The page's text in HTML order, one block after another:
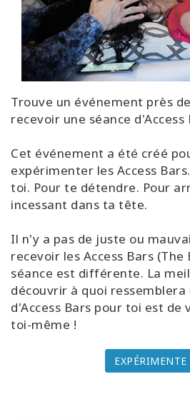
Trouve un événement près
recevoir une séance d'Access
Cet événement a été créé
expérimenter les Access
toi. Pour te détendre. Pour
incessant dans ta tête.
Il n'y a pas de juste ou
recevoir les Access Bars
séance est différente. La
découvrir à quoi ressemblera
d'Access Bars pour toi est de
toi-même !
EXPÉRIMENTE